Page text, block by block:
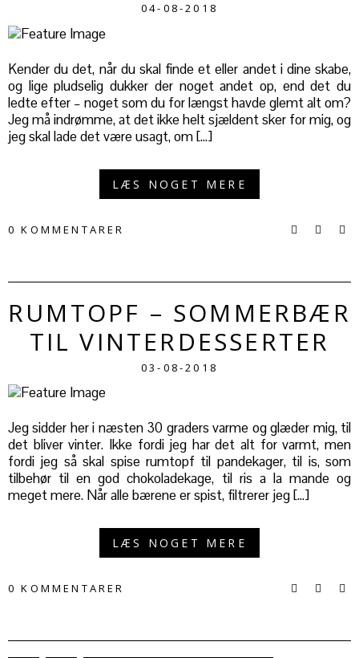
04-08-2018
Kender du det, når du skal finde et eller andet i dine skabe,
og lige pludselig dukker der noget andet op, end det du
ledte efter – noget som du for længst havde glemt alt om?
Jeg må indrømme, at det ikke helt sjældent sker for mig, og
jeg skal lade det være usagt, om […]
LÆS NOGET MERE
0 KOMMENTARER
RUMTOPF – SOMMERBÆR
TIL VINTERDESSERTER
03-08-2018
Jeg sidder her i næsten 30 graders varme og glæder mig, til
det bliver vinter. Ikke fordi jeg har det alt for varmt, men
fordi jeg så skal spise rumtopf til pandekager, til is, som
tilbehør til en god chokoladekage, til ris a la mande og
meget mere. Når alle bærene er spist, filtrerer jeg […]
LÆS NOGET MERE
0 KOMMENTARER